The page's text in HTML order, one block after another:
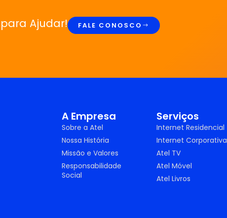
Ajudar! FALE CONOSCO
A Empresa
Sobre a Atel
Nossa História
Missão e Valores
Responsabilidade
Social
Serviços
Internet Residencial
Internet Corporativa
Atel TV
Atel Móvel
Atel Livros